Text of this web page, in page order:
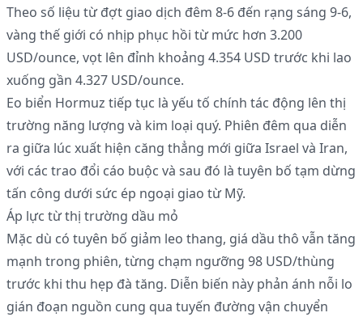
Theo số liệu từ đợt giao dịch đêm 8-6 đến rạng sáng 9-6,
vàng thế giới có nhịp phục hồi từ mức hơn 3.200
USD/ounce, vọt lên đỉnh khoảng 4.354 USD trước khi lao
xuống gần 4.327 USD/ounce.
Eo biển Hormuz tiếp tục là yếu tố chính tác động lên thị
trường năng lượng và kim loại quý. Phiên đêm qua diễn
ra giữa lúc xuất hiện căng thẳng mới giữa Israel và Iran,
với các trao đổi cáo buộc và sau đó là tuyên bố tạm dừng
tấn công dưới sức ép ngoại giao từ Mỹ.
Áp lực từ thị trường dầu mỏ
Mặc dù có tuyên bố giảm leo thang, giá dầu thô vẫn tăng
mạnh trong phiên, từng chạm ngưỡng 98 USD/thùng
trước khi thu hẹp đà tăng. Diễn biến này phản ánh nỗi lo
gián đoạn nguồn cung qua tuyến đường vận chuyển